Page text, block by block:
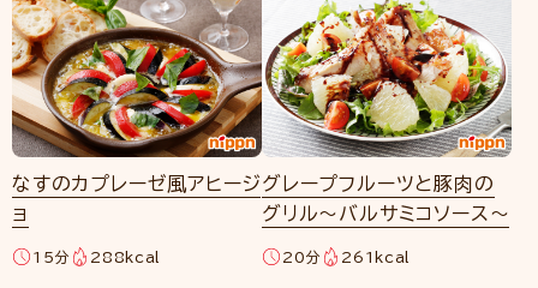
なすのカプレーゼ風アヒージ
ョ
15分 288kcal
グレープフルーツと豚肉の
グリル～バルサミコソース～
20分 261kcal